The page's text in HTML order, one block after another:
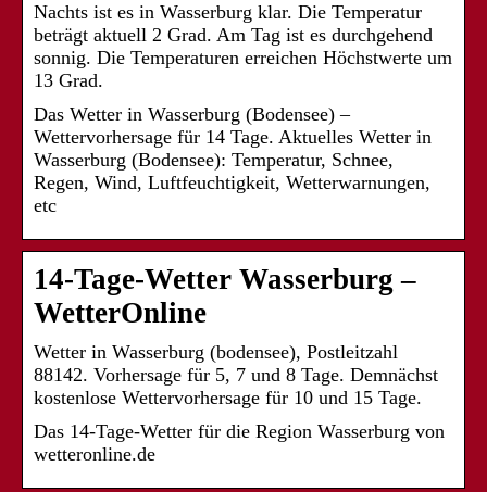
Nachts ist es in Wasserburg klar. Die Temperatur
beträgt aktuell 2 Grad. Am Tag ist es durchgehend
sonnig. Die Temperaturen erreichen Höchstwerte um
13 Grad.
Das Wetter in Wasserburg (Bodensee) –
Wettervorhersage für 14 Tage. Aktuelles Wetter in
Wasserburg (Bodensee): Temperatur, Schnee,
Regen, Wind, Luftfeuchtigkeit, Wetterwarnungen,
etc
14-Tage-Wetter Wasserburg –
WetterOnline
Wetter in Wasserburg (bodensee), Postleitzahl
88142. Vorhersage für 5, 7 und 8 Tage. Demnächst
kostenlose Wettervorhersage für 10 und 15 Tage.
Das 14-Tage-Wetter für die Region Wasserburg von
wetteronline.de